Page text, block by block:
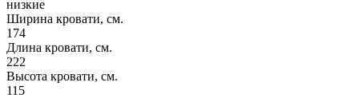
низкие
Ширина кровати, см.
174
Длина кровати, см.
222
Высота кровати, см.
115